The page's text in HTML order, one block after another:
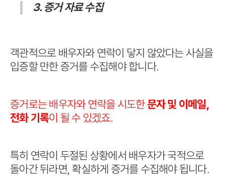
3. 증거 자료 수집
객관적으로 배우자와 연락이 닿지 않았다는 사실을
입증할 만한 증거를 수집해야 합니다.
증거로는 배우자와 연락을 시도한문자 및 이메일,
전화 기록이 될 수 있겠죠.
특히 연락이 두절된 상황에서 배우자가 국적으로
돌아간 뒤라면, 확실하게 증거를 수집해야 됩니다.